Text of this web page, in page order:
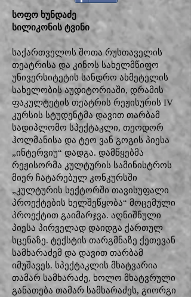
სოფო ხუნდაძე
სილიკონის ტვინი
საქართველოს შოთა რუსთაველის
თეატრისა და კინოს სახელმწიფო
უნივერსიტეტის სანდრო ახმეტელის
სახელობის აუდიტორიაში, დრამის
ფაკულტეტის თეატრის რეჟისურის IV
კურსის სტუდენტმა დავით თარბამ
სადიპლომო სპექტაკლი, თეოდორ
ჰოლმანისა და ტეო ვან გოგის პიესა
„ინტერვიუ“ დადგა. დამწყებმა
რეჟისორმა კულტურის სამინისტროს
მიერ ჩატარებულ კონკურსში
„კულტურის სექტორში თავისუფალი
პროექტების ხელშეწყობა“ მოცემული
პროექტით გაიმარჯვა. აღნიშნული
პიესა პირველად დაიდგა ქართულ
სცენაზე. ტექსტის თარგმნაზე ქეთევან
სამხარაძემ და დავით თარბამ
იმუშავეს. სპექტაკლის მხატვარია
თამარ სამხარაძე, ხოლო მხატვრული
განათება თამარ სამხარაძეს, გიორგი